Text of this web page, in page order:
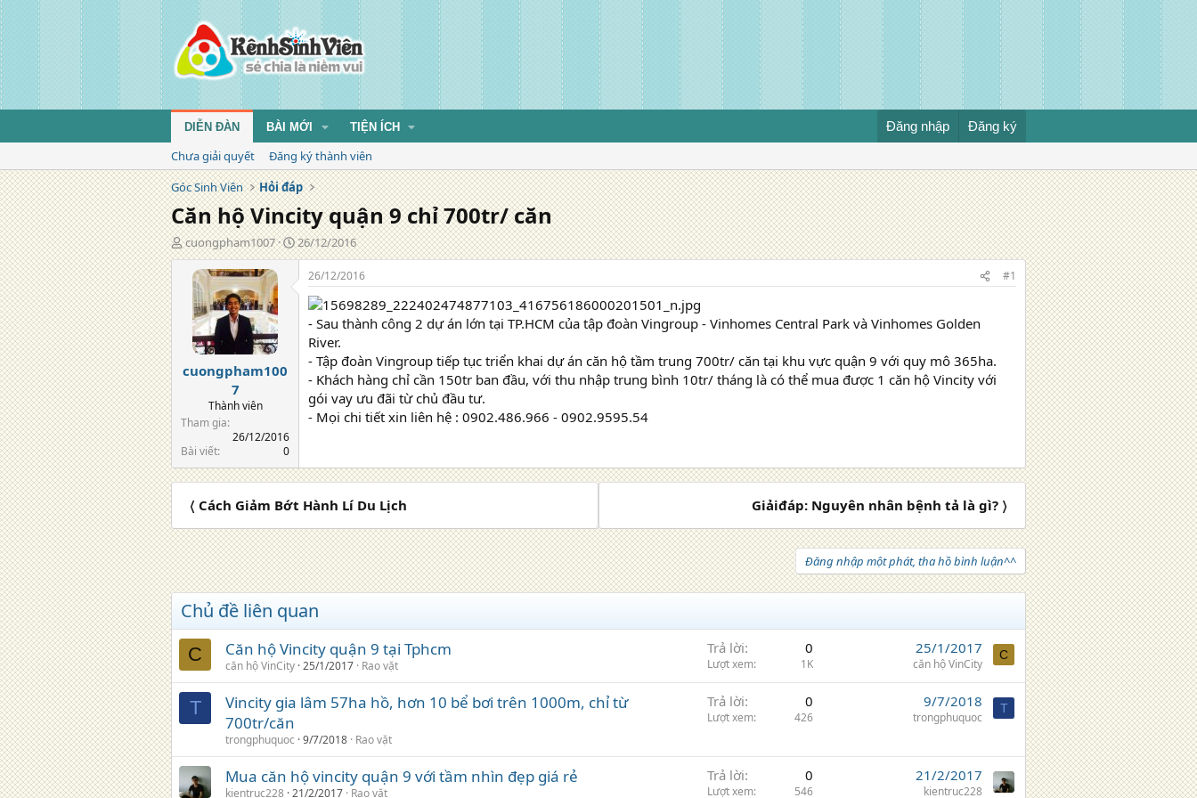
DIỄN ĐÀN BÀI MỚI TIỆN ÍCH Đăng nhập Đăng ký
Chưa giải quyết
Đăng ký thành viên
Góc Sinh Viên
Hỏi đáp
Căn hộ Vincity quận 9 chỉ 700tr/ căn
T
á
cuongpham1007
N
g
y
26/12/2016
cuongpham100
7
Thành viên
Tham gia
26/12/2016
Bài viết
0
26/12/2016 #1
- Sau thành công 2 dự án lớn tại TP.HCM của tập đoàn Vingroup - Vinhomes Central Park và Vinhomes Golden
River.
- Tập đoàn Vingroup tiếp tục triển khai dự án căn hộ tầm trung 700tr/ căn tại khu vực quận 9 với quy mô 365ha.
- Khách hàng chỉ cần 150tr ban đầu, với thu nhập trung bình 10tr/ tháng là có thể mua được 1 căn hộ Vincity với
gói vay ưu đãi từ chủ đầu tư.
- Mọi chi tiết xin liên hệ : 0902.486.966 - 0902.9595.54
〈 Cách Giảm Bớt Hành Lí Du Lịch Giảiđáp: Nguyên nhân bệnh tả là gì? 〉
Đăng nhập một phát, tha hồ bình luận^^
Chủ đề liên quan
C Căn hộ Vincity quận 9 tại Tphcm
căn hộ VinCity 25/1/2017 Rao vặt
Trả lời 0
Lượt xem 1K
25/1/2017
căn hộ VinCity
C
T
Vincity gia lâm 57ha hồ, hơn 10 bể bơi trên 1000m, chỉ từ
700tr/căn
trongphuquoc 9/7/2018 Rao vặt
Trả lời 0
Lượt xem 426
9/7/2018
trongphuquoc
T
Mua căn hộ vincity quận 9 với tầm nhìn đẹp giá rẻ
kientruc228 21/2/2017 Rao vặt
Trả lời 0
Lượt xem 546
21/2/2017
kientruc228